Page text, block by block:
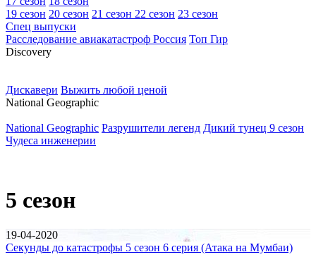
19 сезон 20 сезон 21 сезон 22 сезон 23 сезон
Спец выпуски
Расследование авиакатастроф Россия Топ Гир
Discovery
Дискавери Выжить любой ценой
National Geographic
National Geographic Разрушители легенд Дикий тунец 9 сезон
Чудеса инженерии
5 сезон
19-04-2020
Секунды до катастрофы 5 сезон 6 серия (Атака на Мумбаи)